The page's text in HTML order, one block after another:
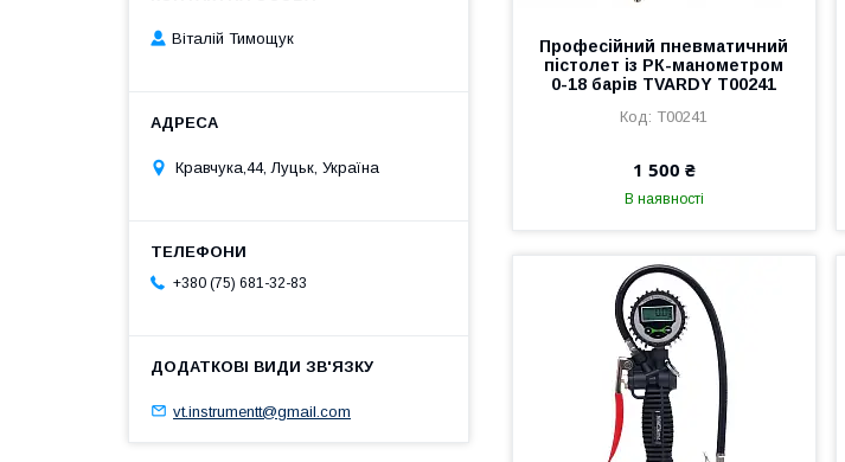
Професійний пневматичний
пістолет із РК-манометром
0-18 барів TVARDY T00241
T00241
1 500 ₴
В наявності
Віталій Тимощук
Кравчука,44, Луцьк, Україна
+380 (75) 681-32-83
vt.instrumentt@gmail.com